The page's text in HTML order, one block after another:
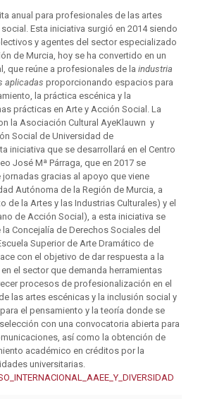
anual para profesionales de las artes
Esta iniciativa surgió en 2014 siendo
y agentes del sector especializado
de Murcia, hoy se ha convertido en un
que reúne a profesionales de la industria
aplicadas proporcionando espacios para
la práctica escénica y la
prácticas en Arte y Acción Social. La
la Asociación Cultural AyeKlauwn y
Social de Universidad de
iniciativa que se desarrollará en el Centro
José Mª Párraga, que en 2017 se
gracias al apoyo que viene
Autónoma de la Región de Murcia, a
de la Artes y las Industrias Culturales) y el
de Acción Social), a esta iniciativa se
Concejalía de Derechos Sociales del
Superior de Arte Dramático de
con el objetivo de dar respuesta a la
el sector que demanda herramientas
procesos de profesionalización en el
las artes escénicas y la inclusión social y
el pensamiento y la teoría donde se
con una convocatoria abierta para
así como la obtención de
académico en créditos por la
universitarias.